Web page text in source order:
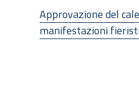
Approvazione del
manifestazioni